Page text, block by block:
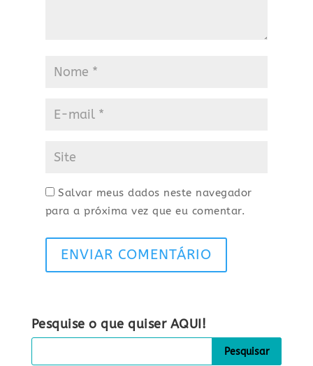
Salvar meus dados neste navegador
para a próxima vez que eu comentar.
ENVIAR COMENTÁRIO
Pesquise o que quiser AQUI!